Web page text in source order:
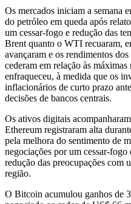
Os mercados iniciam a semana
do petróleo em queda após
um cessar-fogo e redução das
Brent quanto o WTI recuaram,
avançaram e os rendimentos
cederam em relação às
enfraqueceu, à medida que os
inflacionários de curto prazo
decisões de bancos centrais.
Os ativos digitais
Ethereum registraram alta
pela melhora do sentimento de
negociações por um cessar-
redução das preocupações com
região.
O Bitcoin acumulou ganhos de